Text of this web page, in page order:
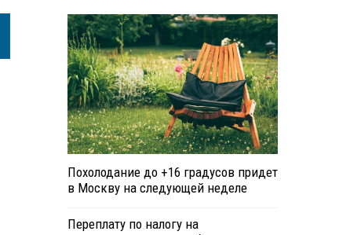
Похолодание до +16 градусов придет
в Москву на следующей неделе
Переплату по налогу на